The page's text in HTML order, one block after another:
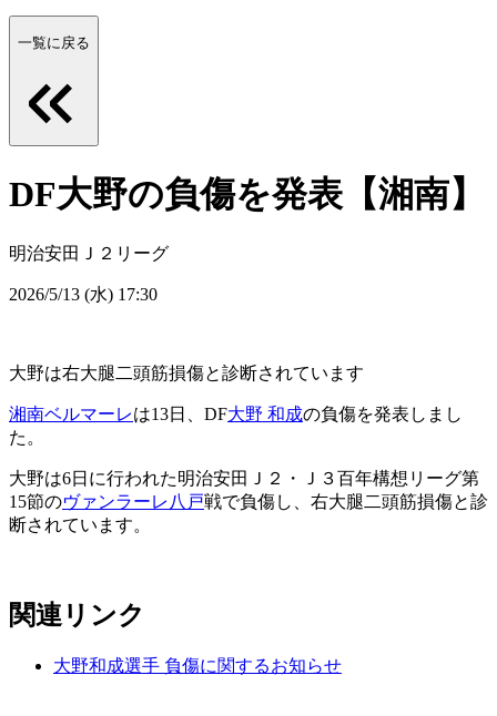
一覧に戻る
DF大野の負傷を発表【湘南】
明治安田Ｊ２リーグ
2026/5/13 (水) 17:30
大野は右大腿二頭筋損傷と診断されています
湘南ベルマーレは13日、DF大野 和成の負傷を発表しまし
た。
大野は6日に行われた明治安田Ｊ２・Ｊ３百年構想リーグ第
15節のヴァンラーレ八戸戦で負傷し、右大腿二頭筋損傷と診
断されています。
関連リンク
大野和成選手 負傷に関するお知らせ